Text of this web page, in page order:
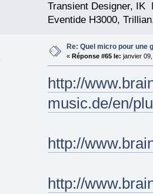
Transient Designer, IK
Eventide H3000,
Re: Quel micro pour une
« Réponse #65 le: janvier
http://
music.de/en/
http://
http://